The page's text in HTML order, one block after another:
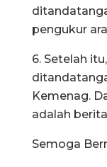
pengukur
6. Setelah
Kemenag.
adalah
Semoga